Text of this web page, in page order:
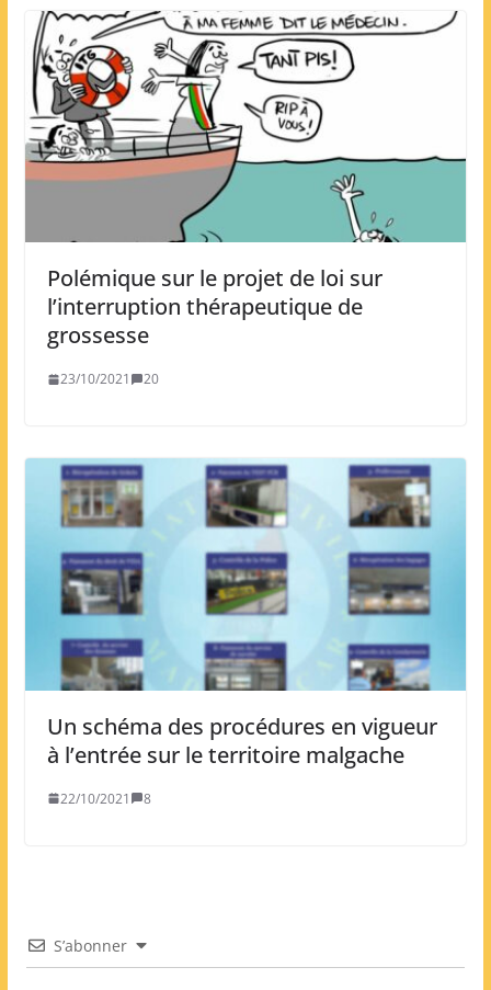
Polémique sur le projet de loi sur
l’interruption thérapeutique de
grossesse
23/10/2021 20
Un schéma des procédures en vigueur
à l’entrée sur le territoire malgache
22/10/2021 8
S’abonner